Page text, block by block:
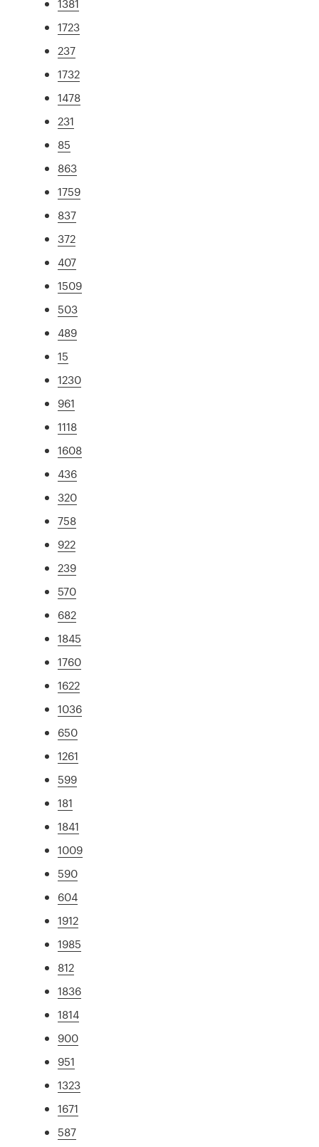
1381
1723
237
1732
1478
231
85
863
1759
837
372
407
1509
503
489
15
1230
961
1118
1608
436
320
758
922
239
570
682
1845
1760
1622
1036
650
1261
599
181
1841
1009
590
604
1912
1985
812
1836
1814
900
951
1323
1671
587